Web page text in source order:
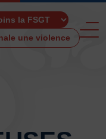
une violence